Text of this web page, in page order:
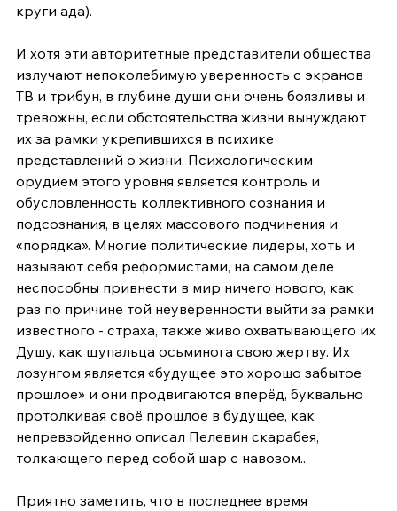
круги ада).
И хотя эти авторитетные представители общества
излучают непоколебимую уверенность с экранов
ТВ и трибун, в глубине души они очень боязливы и
тревожны, если обстоятельства жизни вынуждают
их за рамки укрепившихся в психике
представлений о жизни. Психологическим
орудием этого уровня является контроль и
обусловленность коллективного сознания и
подсознания, в целях массового подчинения и
«порядка». Многие политические лидеры, хоть и
называют себя реформистами, на самом деле
неспособны привнести в мир ничего нового, как
раз по причине той неуверенности выйти за рамки
известного - страха, также живо охватывающего их
Душу, как щупальца осьминога свою жертву. Их
лозунгом является «будущее это хорошо забытое
прошлое» и они продвигаются вперёд, буквально
протолкивая своё прошлое в будущее, как
непревзойденно описал Пелевин скарабея,
толкающего перед собой шар с навозом..
Приятно заметить, что в последнее время